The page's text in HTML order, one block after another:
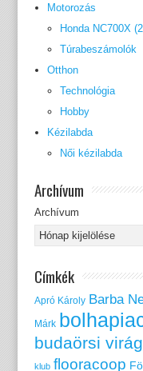
Motorozás
Honda NC700X
Túrabeszámolók
Otthon
Technológia
Hobby
Kézilabda
Női kézilabda
Archívum
Archívum
Címkék
Apró Károly Barba
Márk
budaörsi
klub flooracoop